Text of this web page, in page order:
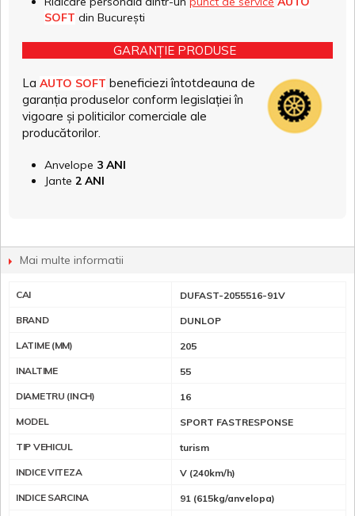
SOFT din București
GARANȚIE PRODUSE
La AUTO SOFT beneficiezi întotdeauna de
garanția produselor conform legislației în
vigoare și politicilor comerciale ale
producătorilor.
Anvelope 3 ANI
Jante 2 ANI
Mai multe informatii
CAI DUFAST-2055516-91V
BRAND DUNLOP
LATIME (MM) 205
INALTIME 55
DIAMETRU (INCH) 16
MODEL SPORT FASTRESPONSE
TIP VEHICUL turism
INDICE VITEZA V (240km/h)
INDICE SARCINA 91 (615kg/anvelopa)